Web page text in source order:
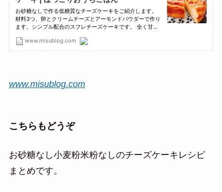
www.misublog.com
こちらもどうぞ
お砂糖なし小麦粉米粉なしのチーズケーキレシピ
まとめです。